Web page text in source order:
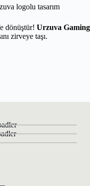
logolu tasarım
dönüştür! Urzuva Gaming
zirveye taşı.